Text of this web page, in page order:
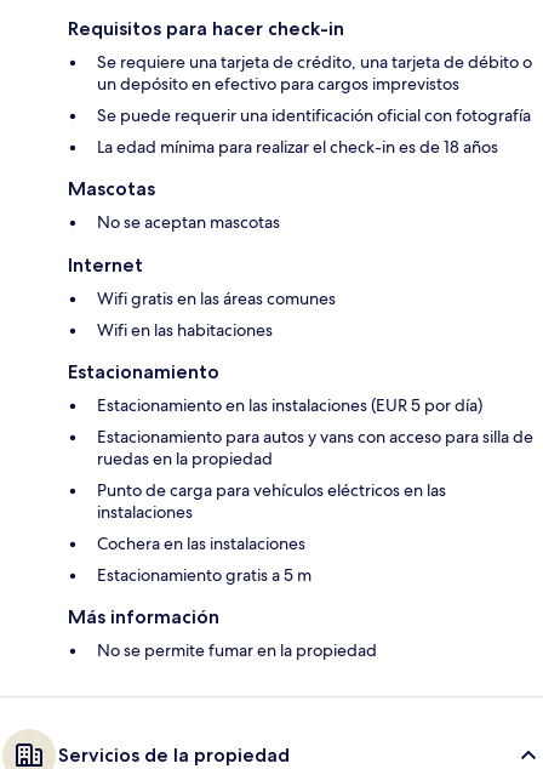
Requisitos para hacer check-in
Se requiere una tarjeta de crédito, una tarjeta de débito o
un depósito en efectivo para cargos imprevistos
Se puede requerir una identificación oficial con fotografía
La edad mínima para realizar el check-in es de 18 años
Mascotas
No se aceptan mascotas
Internet
Wifi gratis en las áreas comunes
Wifi en las habitaciones
Estacionamiento
Estacionamiento en las instalaciones (EUR 5 por día)
Estacionamiento para autos y vans con acceso para silla de
ruedas en la propiedad
Punto de carga para vehículos eléctricos en las
instalaciones
Cochera en las instalaciones
Estacionamiento gratis a 5 m
Más información
No se permite fumar en la propiedad
Servicios de la propiedad